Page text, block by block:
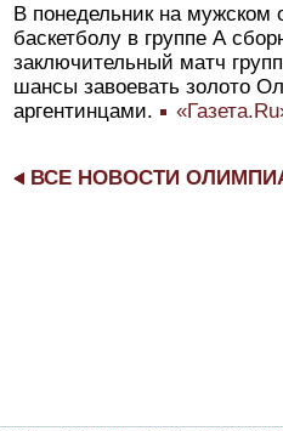
В понедельник на мужском
баскетболу в группе А
заключительный матч
шансы завоевать золото
аргентинцами.
ВСЕ НОВОСТИ